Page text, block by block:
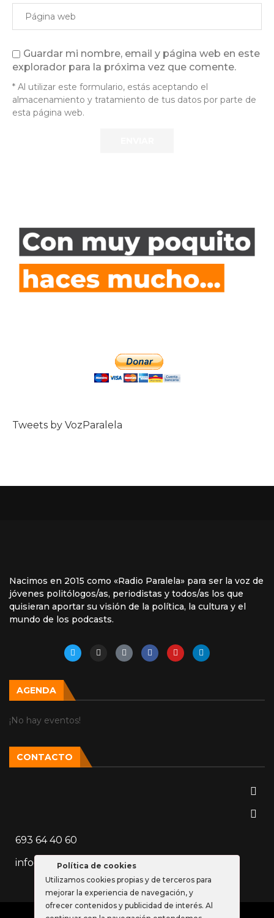
Guardar mi nombre, email y página web en este
explorador para la próxima vez que comente.
* Al utilizar este formulario, estás aceptando el
almacenamiento y tratamiento de tus datos por parte de
esta página web.
Tweets by VozParalela
Nacimos en 2015 como «Radio Paralela» para ser la voz de
jóvenes politólogos/as, periodistas y todos/as los que
quisieran aportar su visión de la política, la cultura y el
mundo de los podcasts.
AGENDA
¡No hay eventos!
CONTACTO
693 64 40 60
info@vozparalela.es
Política de cookies
Utilizamos cookies propias y de terceros para
mejorar la experiencia de navegación, y
ofrecer contenidos y publicidad de interés. Al